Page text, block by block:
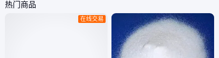
热门商品
在线交易